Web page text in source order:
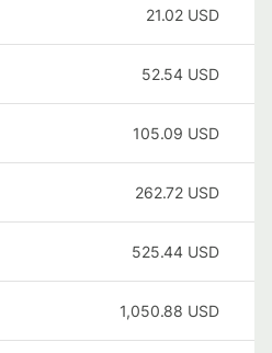
21.02 USD
52.54 USD
105.09 USD
262.72 USD
525.44 USD
1,050.88 USD